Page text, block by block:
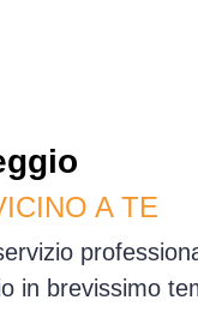
A TE
in brevissimo